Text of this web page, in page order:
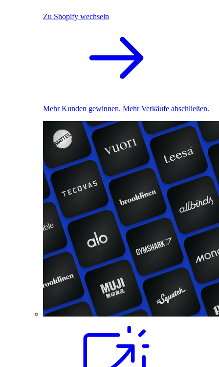
Zu Shopify wechseln
Mehr Kunden gewinnen. Mehr Verkäufe abschließen.